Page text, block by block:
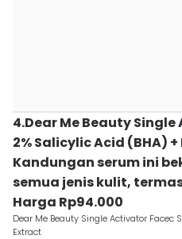
4.Dear Me Beauty
2% Salicylic Acid (BHA)
Kandungan serum ini
semua jenis kulit,
Harga Rp94.000
Dear Me Beauty Single Activator Facec
Extract